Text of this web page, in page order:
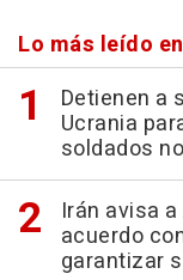
Lo más leído
Detienen a
Ucrania
soldados
Irán avisa
acuerdo
garantizar